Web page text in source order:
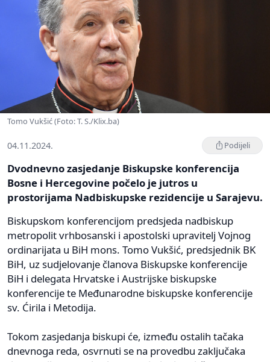
Tomo Vukšić (Foto: T. S./Klix.ba)
04.11.2024. Podijeli
Dvodnevno zasjedanje Biskupske konferencija
Bosne i Hercegovine počelo je jutros u
prostorijama Nadbiskupske rezidencije u Sarajevu.
Biskupskom konferencijom predsjeda nadbiskup
metropolit vrhbosanski i apostolski upravitelj Vojnog
ordinarijata u BiH mons. Tomo Vukšić, predsjednik BK
BiH, uz sudjelovanje članova Biskupske konferencije
BiH i delegata Hrvatske i Austrijske biskupske
konferencije te Međunarodne biskupske konferencije
sv. Ćirila i Metodija.
Tokom zasjedanja biskupi će, između ostalih tačaka
dnevnoga reda, osvrnuti se na provedbu zaključaka